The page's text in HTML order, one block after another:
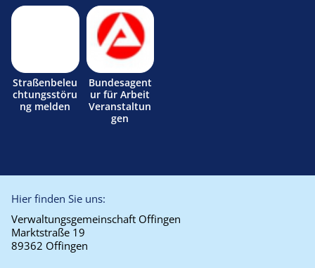
Straßenbeleu
chtungsstöru
ng melden
Bundesagent
ur für Arbeit
Veranstaltun
gen
Hier finden Sie uns:
Verwaltungsgemeinschaft Offingen
Marktstraße 19
89362 Offingen